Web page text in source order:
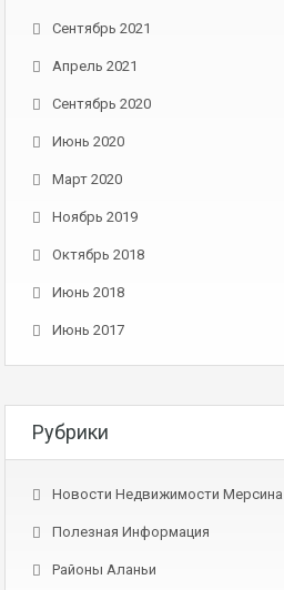
Сентябрь 2021
Апрель 2021
Сентябрь 2020
Июнь 2020
Март 2020
Ноябрь 2019
Октябрь 2018
Июнь 2018
Июнь 2017
Рубрики
Новости Недвижимости Мерсина
Полезная Информация
Районы Аланьи